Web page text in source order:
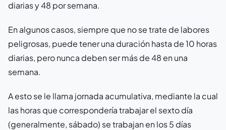
diarias y 48 por semana.
En algunos casos, siempre que no se trate de labores
peligrosas, puede tener una duración hasta de 10 horas
diarias, pero nunca deben ser más de 48 en una
semana.
A esto se le llama jornada acumulativa, mediante la cual
las horas que correspondería trabajar el sexto día
(generalmente, sábado) se trabajan en los 5 días